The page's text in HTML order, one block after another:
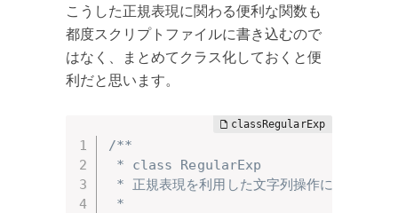
こうした正規表現に関わる便利な関数も
都度スクリプトファイルに書き込むので
はなく、まとめてクラス化しておくと便
利だと思います。
/**
* class RegularExp
* 正規表現を利用した文字列操作に関するク
*